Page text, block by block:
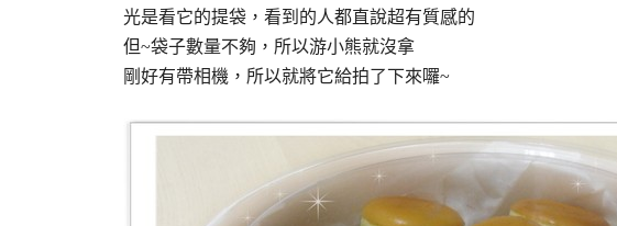
光是看它的提袋，看到的人都直說超有質感的
但~袋子數量不夠，所以游小熊就沒拿
剛好有帶相機，所以就將它給拍了下來囉~